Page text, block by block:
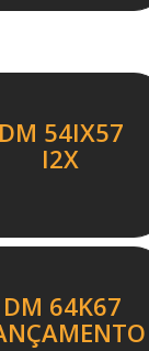
54IX57
I2X
DM 64K67